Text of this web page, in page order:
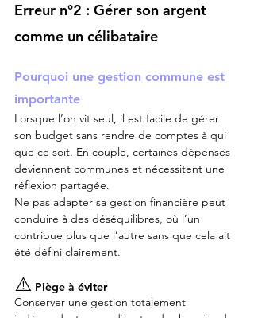
Erreur n°2 : Gérer son argent
comme un célibataire
Pourquoi une gestion commune est
importante
Lorsque l’on vit seul, il est facile de gérer
son budget sans rendre de comptes à qui
que ce soit. En couple, certaines dépenses
deviennent communes et nécessitent une
réflexion partagée.
Ne pas adapter sa gestion financière peut
conduire à des déséquilibres, où l’un
contribue plus que l’autre sans que cela ait
été défini clairement.
⚠️ Piège à éviter
Conserver une gestion totalement